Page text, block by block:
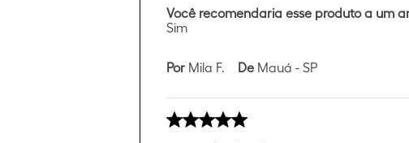
Você recomendaria esse produto a um
Sim
Por Mila F. De Mauá - SP